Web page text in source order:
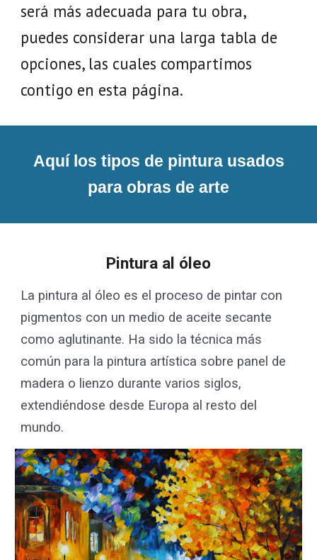
será más adecuada para tu obra,
puedes considerar una larga tabla de
opciones, las cuales compartimos
contigo en esta página.
Aquí los tipos de pintura usados
para obras de arte
Pintura al óleo
La pintura al óleo es el proceso de pintar con
pigmentos con un medio de aceite secante
como aglutinante. Ha sido la técnica más
común para la pintura artística sobre panel de
madera o lienzo durante varios siglos,
extendiéndose desde Europa al resto del
mundo.